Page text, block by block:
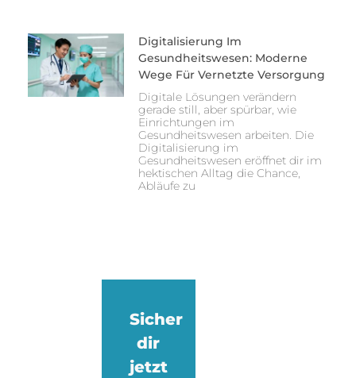
Digitalisierung Im
Gesundheitswesen: Moderne
Wege Für Vernetzte Versorgung
Digitale Lösungen verändern
gerade still, aber spürbar, wie
Einrichtungen im
Gesundheitswesen arbeiten. Die
Digitalisierung im
Gesundheitswesen eröffnet dir im
hektischen Alltag die Chance,
Abläufe zu
Sicher
dir
jetzt